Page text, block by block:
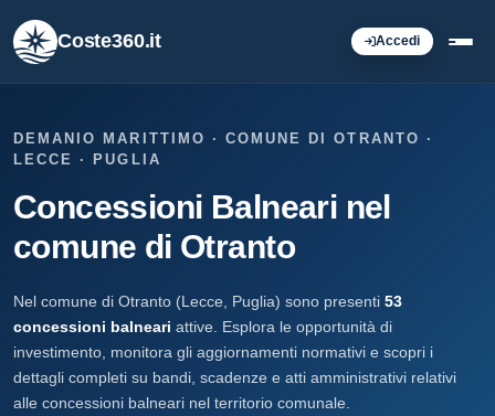
Coste360.it Accedi
DEMANIO MARITTIMO · COMUNE DI OTRANTO ·
LECCE · PUGLIA
Concessioni Balneari nel
comune di Otranto
Nel comune di Otranto (Lecce, Puglia) sono presenti 53
concessioni balneari attive. Esplora le opportunità di
investimento, monitora gli aggiornamenti normativi e scopri i
dettagli completi su bandi, scadenze e atti amministrativi relativi
alle concessioni balneari nel territorio comunale.